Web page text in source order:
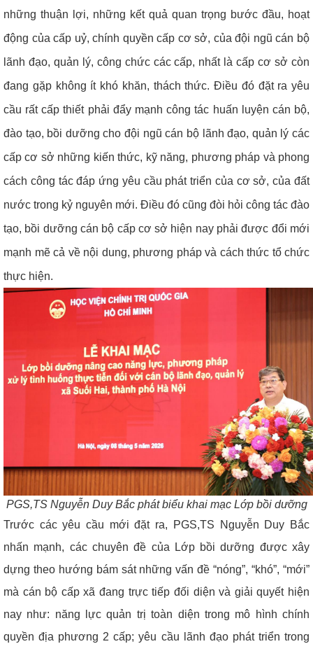
những thuận lợi, những kết quả quan trọng bước đầu, hoạt
động của cấp uỷ, chính quyền cấp cơ sở, của đội ngũ cán bộ
lãnh đạo, quản lý, công chức các cấp, nhất là cấp cơ sở còn
đang gặp không ít khó khăn, thách thức. Điều đó đặt ra yêu
cầu rất cấp thiết phải đẩy mạnh công tác huấn luyện cán bộ,
đào tạo, bồi dưỡng cho đội ngũ cán bộ lãnh đạo, quản lý các
cấp cơ sở những kiến thức, kỹ năng, phương pháp và phong
cách công tác đáp ứng yêu cầu phát triển của cơ sở, của đất
nước trong kỷ nguyên mới. Điều đó cũng đòi hỏi công tác đào
tạo, bồi dưỡng cán bộ cấp cơ sở hiện nay phải được đổi mới
mạnh mẽ cả về nội dung, phương pháp và cách thức tổ chức
thực hiện.
PGS,TS Nguyễn Duy Bắc phát biểu khai mạc Lớp bồi dưỡng
Trước các yêu cầu mới đặt ra, PGS,TS Nguyễn Duy Bắc
nhấn mạnh, các chuyên đề của Lớp bồi dưỡng được xây
dựng theo hướng bám sát những vấn đề “nóng”, “khó”, “mới”
mà cán bộ cấp xã đang trực tiếp đối diện và giải quyết hiện
nay như: năng lực quản trị toàn diện trong mô hình chính
quyền địa phương 2 cấp; yêu cầu lãnh đạo phát triển trong